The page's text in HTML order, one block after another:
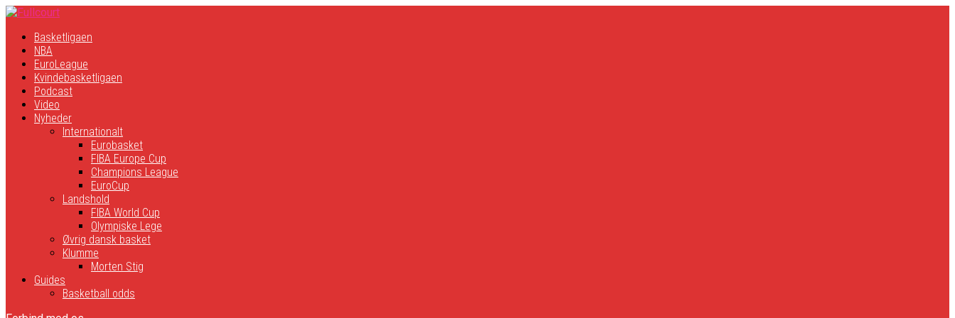
Basketligaen
NBA
EuroLeague
Kvindebasketligaen
Podcast
Video
Nyheder
Internationalt
Eurobasket
FIBA Europe Cup
Champions League
EuroCup
Landshold
FIBA World Cup
Olympiske Lege
Øvrig dansk basket
Klumme
Morten Stig
Guides
Basketball odds